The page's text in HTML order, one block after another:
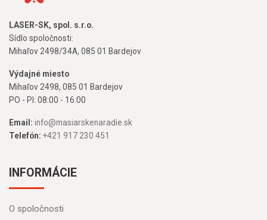
LASER-SK, spol. s.r.o.
Sídlo spoločnosti:
Mihaľov 2498/34A, 085 01 Bardejov
Výdajné miesto
Mihaľov 2498, 085 01 Bardejov
PO - PI: 08:00 - 16:00
Email: info@masiarskenaradie.sk
Telefón: +421 917 230 451
INFORMÁCIE
O spoločnosti